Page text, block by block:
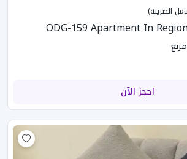
الضريبه)
ODG-159 Apartment In
احجز الآن